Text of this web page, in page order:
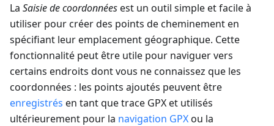
La Saisie de coordonnéesest un outil simple et facile à
utiliser pour créer des points de cheminement en
spécifiant leur emplacement géographique. Cette
fonctionnalité peut être utile pour naviguer vers
certains endroits dont vous ne connaissez que les
coordonnées : les points ajoutés peuvent être
enregistrés en tant que trace GPX et utilisés
ultérieurement pour la navigation GPXou la